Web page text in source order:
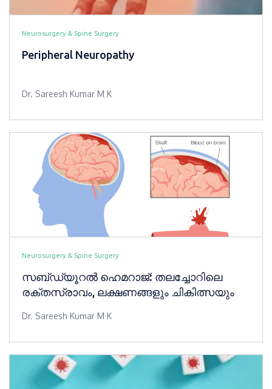
Neurosurgery & Spine Surgery
Peripheral Neuropathy
Dr. Sareesh Kumar M K
Neurosurgery & Spine Surgery
സബ്‍ഡ്യൂറൽ ഹെമറാജ്: തലച്ചോറിലെ
രക്തസ്രാവം, ലക്ഷണങ്ങളും ചികിത്സയും
Dr. Sareesh Kumar M K